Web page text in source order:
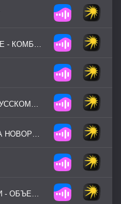
ЛЮБЭ / САНЧЕС / AQUZE - КОМБАТ
АНАТОЛИЙ САМЦОВ - РУССКОМУ ДРГ
РОМАН РАЗУМ / ГРУППА НОВОРОССИЯ - РАБОТАЙТЕ, БРАТЬЯ!
САГРАДА / СОЛЬ ЗЕМЛИ - ОБЪЕКТИВНЫЙ КОНТРОЛЬ